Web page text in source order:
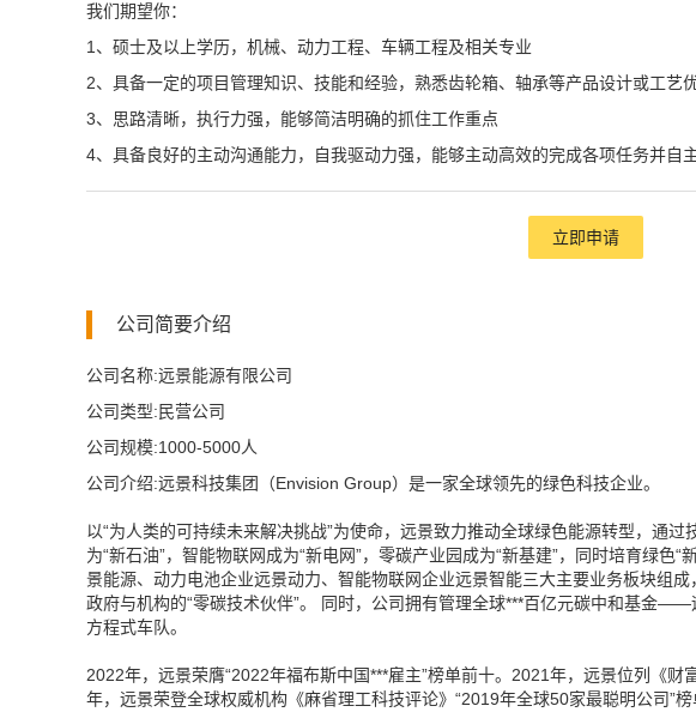
我们期望你：
1、硕士及以上学历，机械、动力工程、车辆工程及相关专业
2、具备一定的项目管理知识、技能和经验，熟悉齿轮箱、轴承等产品设计或工艺
3、思路清晰，执行力强，能够简洁明确的抓住工作重点
4、具备良好的主动沟通能力，自我驱动力强，能够主动高效的完成各项任务并自
立即申请
公司简要介绍
公司名称:远景能源有限公司
公司类型:民营公司
公司规模:1000-5000人
公司介绍:远景科技集团（Envision Group）是一家全球领先的绿色科技企业。
以“为人类的可持续未来解决挑战”为使命，远景致力推动全球绿色能源转型，通
为“新石油”，智能物联网成为“新电网”，零碳产业园成为“新基建”，同时培育绿色
景能源、动力电池企业远景动力、智能物联网企业远景智能三大主要业务板块组
政府与机构的“零碳技术伙伴”。 同时，公司拥有管理全球***百亿元碳中和基金
方程式车队。
2022年，远景荣膺“2022年福布斯中国***雇主”榜单前十。2021年，远景位列《财
年，远景荣登全球权威机构《麻省理工科技评论》“2019年全球50家最聪明公司”